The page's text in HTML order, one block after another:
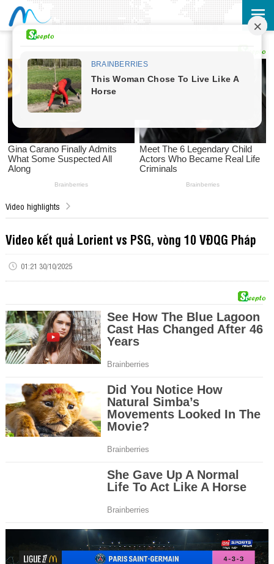
Video highlights
Video kết quả Lorient vs PSG, vòng 10 VĐQG Pháp
01:21 30/10/2025